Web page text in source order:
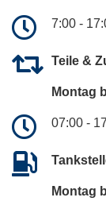
7:00 -
Teile &
Montag
07:00 -
Montag